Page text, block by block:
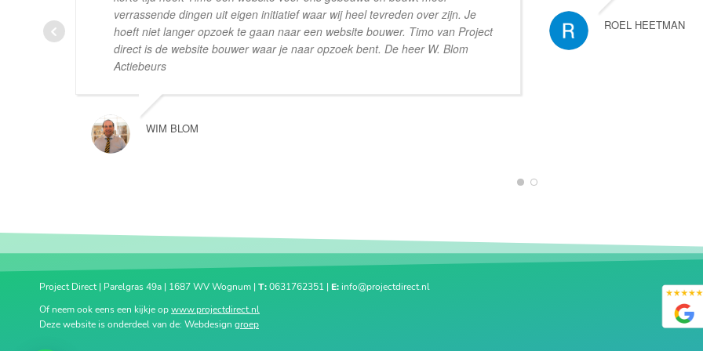
verrassende dingen uit eigen initiatief waar wij heel tevreden over zijn. Je
hoeft niet langer opzoek te gaan naar een website bouwer. Timo van Project
direct is de website bouwer waar je naar opzoek bent. De heer W. Blom
Actiebeurs
WIM BLOM
ROEL HEETMAN
1 2
Project Direct | Parelgras 49a | 1687 WV Wognum | T:0631762351 | E: info@projectdirect.nl
Of neem ook eens een kijkje opwww.projectdirect.nl
Deze website is onderdeel van de: Webdesign groep